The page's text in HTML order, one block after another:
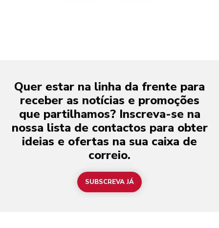
Quer estar na linha da frente para
receber as notícias e promoções
que partilhamos? Inscreva-se na
nossa lista de contactos para obter
ideias e ofertas na sua caixa de
correio.
SUBSCREVA JÁ